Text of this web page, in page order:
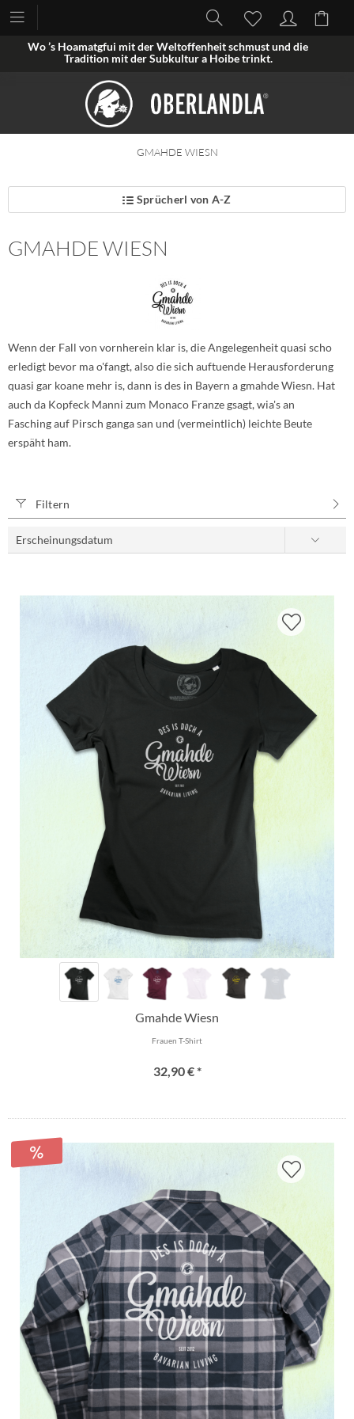
Wo ’s Hoamatgfui mit der Weltoffenheit schmust und die
Tradition mit der Subkultur a Hoibe trinkt.
GMAHDE WIESN
Sprücherl von A-Z
GMAHDE WIESN
Wenn der Fall von vornherein klar is, die Angelegenheit quasi scho
erledigt bevor ma o'fangt, also die sich auftuende Herausforderung
quasi gar koane mehr is, dann is des in Bayern a gmahde Wiesn. Hat
auch da Kopfeck Manni zum Monaco Franze gsagt, wia's an
Fasching auf Pirsch ganga san und (vermeintlich) leichte Beute
erspäht ham.
Filtern
Gmahde Wiesn
Frauen T-Shirt
32,90 € *